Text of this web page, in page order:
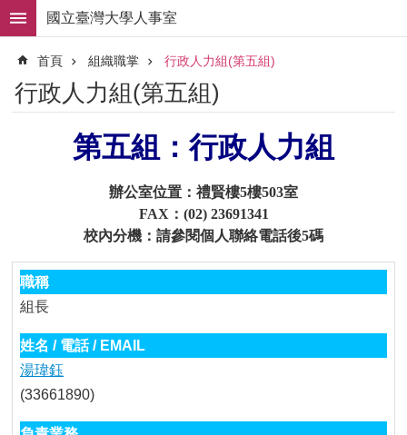
跳到主要內容區塊
進
階
尋
職
掌
人
事
法
規
常
用
國立臺灣大學人事室
首頁 組織職掌 行政人力組(第五組)
行政人力組(第五組)
第五組：行政人力組
辦公室位置：禮賢樓5樓503室
FAX：(02) 23691341
校內分機：請參閱個人聯絡電話後5碼
組長
湯瑋鈺
(33661890)